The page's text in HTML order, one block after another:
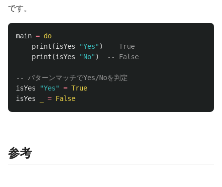
です。
main = do
print (isYes "Yes" )
-- True
print (isYes "No" ) -- False
-- パターンマッチでYes/Noを判定
isYes
"Yes" = True
isYes
= False
参考